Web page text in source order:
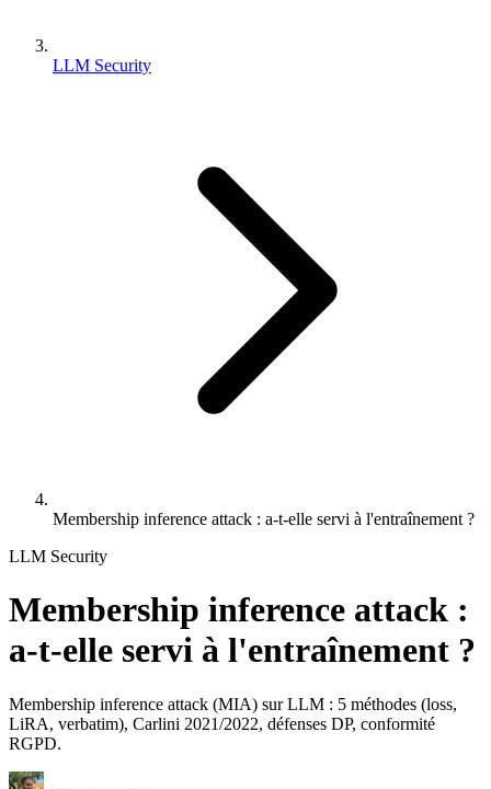
LLM Security
Membership inference attack : a-t-elle servi à l'entraînement ?
LLM Security
Membership inference attack :
a-t-elle servi à l'entraînement ?
Membership inference attack (MIA) sur LLM : 5 méthodes (loss,
LiRA, verbatim), Carlini 2021/2022, défenses DP, conformité
RGPD.